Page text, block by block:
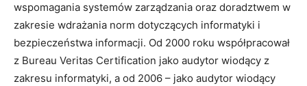
wspomagania systemów zarządzania oraz doradztwem w
zakresie wdrażania norm dotyczących informatyki i
bezpieczeństwa informacji. Od 2000 roku współpracował
z Bureau Veritas Certification jako audytor wiodący z
zakresu informatyki, a od 2006 – jako audytor wiodący